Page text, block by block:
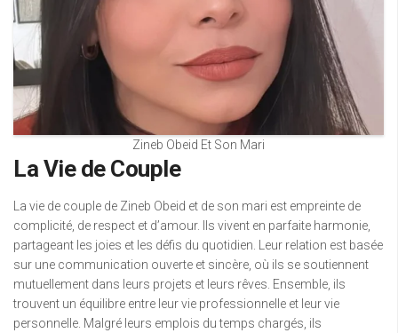
Zineb Obeid Et Son Mari
La Vie de Couple
La vie de couple de Zineb Obeid et de son mari est empreinte de
complicité, de respect et d’amour. Ils vivent en parfaite harmonie,
partageant les joies et les défis du quotidien. Leur relation est basée
sur une communication ouverte et sincère, où ils se soutiennent
mutuellement dans leurs projets et leurs rêves. Ensemble, ils
trouvent un équilibre entre leur vie professionnelle et leur vie
personnelle. Malgré leurs emplois du temps chargés, ils